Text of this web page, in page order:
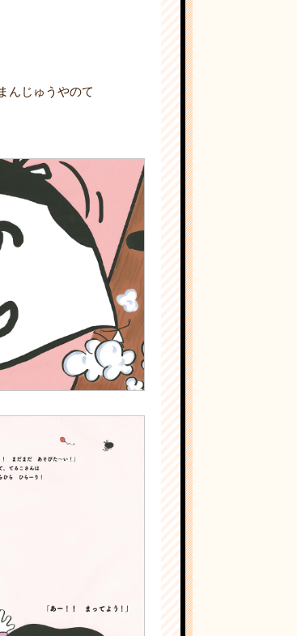
んじゅうやのて